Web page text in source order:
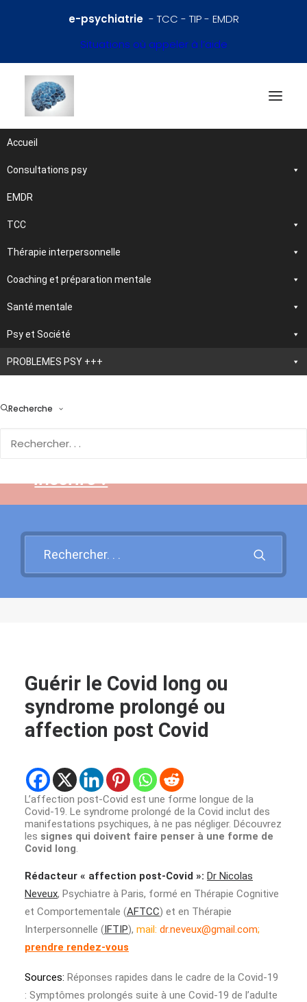
e-psychiatrie- TCC - TIP - EMDR
Situations où appeler à l’aide
Accueil
Consultations psy
EMDR
TCC
Thérapie interpersonnelle
Coaching et préparation mentale
Santé mentale
Psy et Société
PROBLEMES PSY +++
Recherche
et santé mentale
Traitements et
psychothérapies
nouvelle application
Rendez-vous sur cette page
inscrire !
Guérir le Covid long ou
syndrome prolongé ou
affection post Covid
L’affection post-Covid est une forme longue de la
Covid-19. Le syndrome prolongé de la Covid inclut des
manifestations psychiques, à ne pas négliger. Découvrez
les signes qui doivent faire penser à une forme de
Covid long.
Rédacteur « affection post-Covid »: Dr Nicolas
Neveux, Psychiatre à Paris, formé en Thérapie Cognitive
et Comportementale (AFTCC) et en Thérapie
Interpersonnelle (IFTIP), mail: dr.neveux@gmail.com;
prendre rendez-vous
Sources: Réponses rapides dans le cadre de la Covid-19
: Symptômes prolongés suite à une Covid-19 de l’adulte